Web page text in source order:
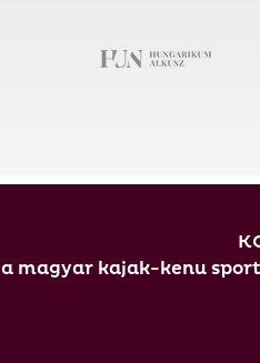
a magyar kajak-kenu